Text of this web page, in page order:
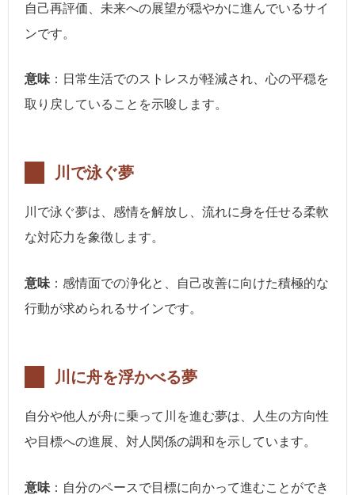
自己再評価、未来への展望が穏やかに進んでいるサイ
ンです。
意味 ：日常生活でのストレスが軽減され、心の平穏を
取り戻していることを示唆します。
川で泳ぐ夢
川で泳ぐ夢は、感情を解放し、流れに身を任せる柔軟
な対応力を象徴します。
意味 ：感情面での浄化と、自己改善に向けた積極的な
行動が求められるサインです。
川に舟を浮かべる夢
自分や他人が舟に乗って川を進む夢は、人生の方向性
や目標への進展、対人関係の調和を示しています。
意味 ：自分のペースで目標に向かって進むことができ